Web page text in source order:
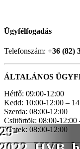
29-
Ügyfélfogadás
Telefonszám: +36 (82)
ÁLTALÁNOS
Hétfő: 09:00-12:00
Kedd: 10:00-12:00 –
Szerda: 08:00-12:00
Csütörtök: 08:00-12:00
Péntek: 08:00-12:00